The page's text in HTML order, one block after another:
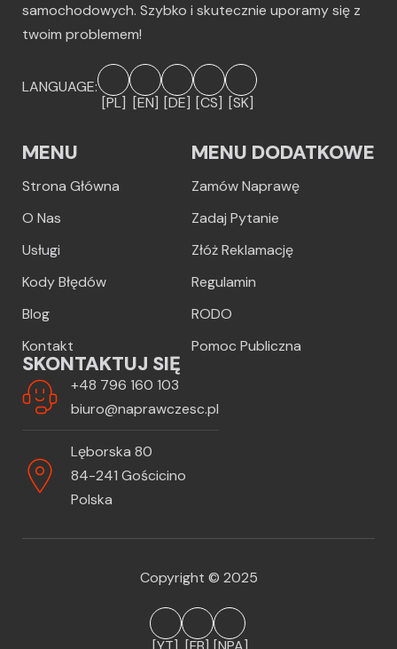
samochodowych. Szybko i skutecznie uporamy się z
twoim problemem!
LANGUAGE:
[PL] [EN] [DE] [CS] [SK]
MENU
Strona Główna
O Nas
Usługi
Kody Błędów
Blog
Kontakt
MENU DODATKOWE
Zamów Naprawę
Zadaj Pytanie
Złóż Reklamację
Regulamin
RODO
Pomoc Publiczna
SKONTAKTUJ SIĘ
+48 796 160 103
biuro@naprawczesc.pl
Lęborska 80
84-241 Gościcino
Polska
Copyright © 2025